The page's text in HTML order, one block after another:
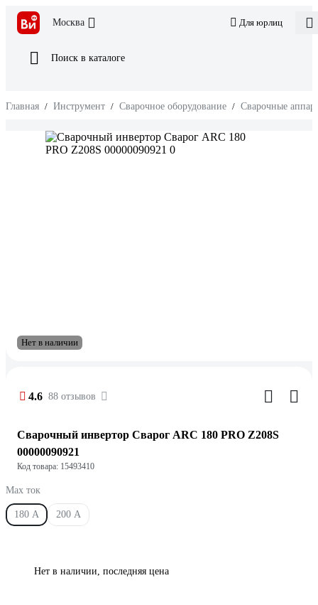
Москва Для юрлиц
Поиск в каталоге
Главная / Инструмент / Сварочное оборудование / Сварочные
Нет в наличии
4.6 88 отзывов
Сварочный инвертор Сварог ARC 180 PRO Z208S
00000090921
Код товара: 15493410
Max ток
180 А 200 А
Нет в наличии, последняя цена